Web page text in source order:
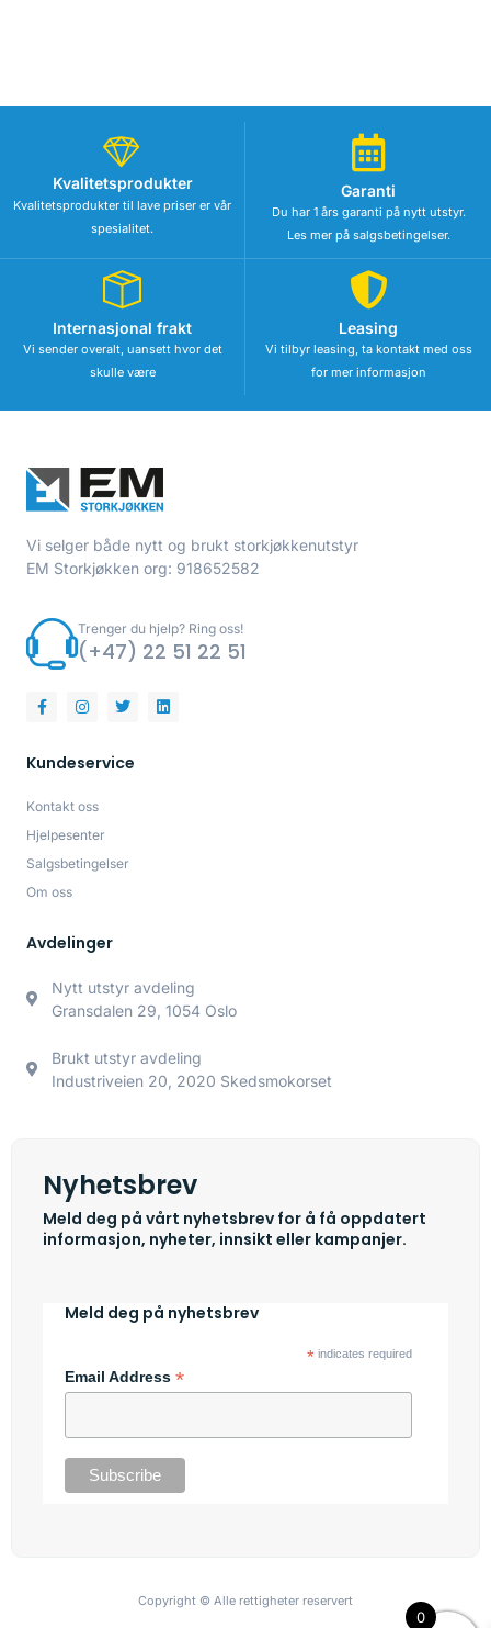
Kvalitetsprodukter
Kvalitetsprodukter til lave priser er vår
spesialitet.
Garanti
Du har 1 års garanti på nytt utstyr.
Les mer på salgsbetingelser.
Internasjonal frakt
Vi sender overalt, uansett hvor det
skulle være
Leasing
Vi tilbyr leasing, ta kontakt med oss
for mer informasjon
Vi selger både nytt og brukt storkjøkkenutstyr
EM Storkjøkken org: 918652582
Trenger du hjelp? Ring oss!
(+47) 22 51 22 51
Kundeservice
Kontakt oss
Hjelpesenter
Salgsbetingelser
Om oss
Avdelinger
Nytt utstyr avdeling
Gransdalen 29, 1054 Oslo
Brukt utstyr avdeling
Industriveien 20, 2020 Skedsmokorset
Nyhetsbrev
Meld deg på vårt nyhetsbrev for å få oppdatert
informasjon, nyheter, innsikt eller kampanjer.
Meld deg på nyhetsbrev
*indicates required
Email Address *
Copyright © Alle rettigheter reservert
0